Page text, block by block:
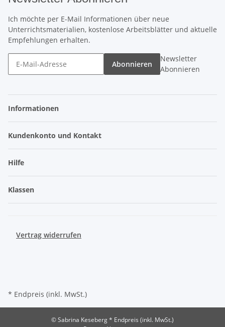
Ich möchte per E-Mail Informationen über neue
Unterrichtsmaterialien, kostenlose Arbeitsblätter und aktuelle
Empfehlungen erhalten.
Abonnieren
Newsletter
Abonnieren
Informationen
Kundenkonto und Kontakt
Hilfe
Klassen
Vertrag widerrufen
* Endpreis (inkl. MwSt.)
© Sabrina Keseberg* Endpreis (inkl. MwSt.)